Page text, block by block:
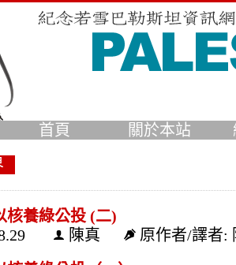
首頁 關於本站
核養綠公投 (二)
陳真
原作者/譯者: